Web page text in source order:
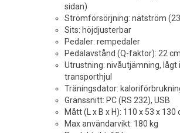
sidan)
Strömförsörjning: nätström
Sits: höjdjusterbar
Pedaler: rempedaler
Pedalavstånd (Q-faktor): 22 cm
Utrustning: nivåutjämning, lågt
transporthjul
Träningsdator:
Gränssnitt: PC (RS 232), USB
Mått (L x B x H): 110 x 53 x 130
Max användarvikt: 180 kg